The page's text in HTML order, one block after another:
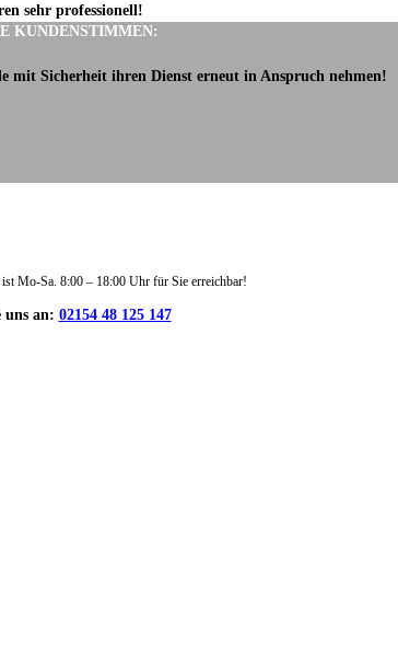
KUNDENSTIMMEN:
sehr professionell!
mit Sicherheit ihren Dienst erneut in Anspruch nehmen!
Mo-Sa. 8:00 – 18:00 Uhr für Sie erreichbar!
uns an: 02154 48 125 147